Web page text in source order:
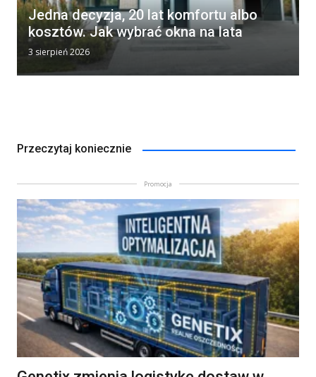
Jedna decyzja, 20 lat komfortu albo
kosztów. Jak wybrać okna na lata
3 sierpień 2026
Przeczytaj koniecznie
Promocja